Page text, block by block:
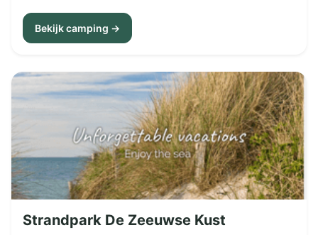
Bekijk camping →
Strandpark De Zeeuwse Kust